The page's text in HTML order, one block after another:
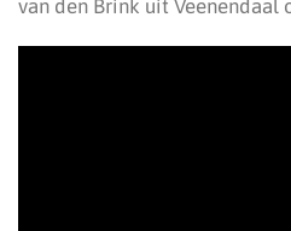
van den Brink uit Veenendaal